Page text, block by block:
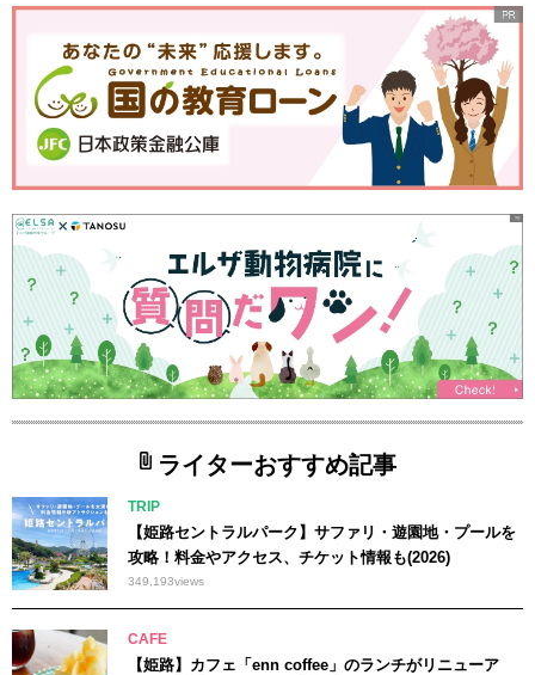
ライターおすすめ記事
TRIP
【姫路セントラルパーク】サファリ・遊園地・プールを
攻略！料金やアクセス、チケット情報も(2026)
349,193views
CAFE
【姫路】カフェ「enn coffee」のランチがリニューア